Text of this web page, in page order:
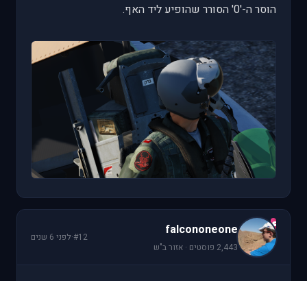
הוסר ה-'0' הסורר שהופיע ליד האף.
f
falcononeone
2,443 פוסטים · אזור ב"ש
#12
·לפני 6 שנים